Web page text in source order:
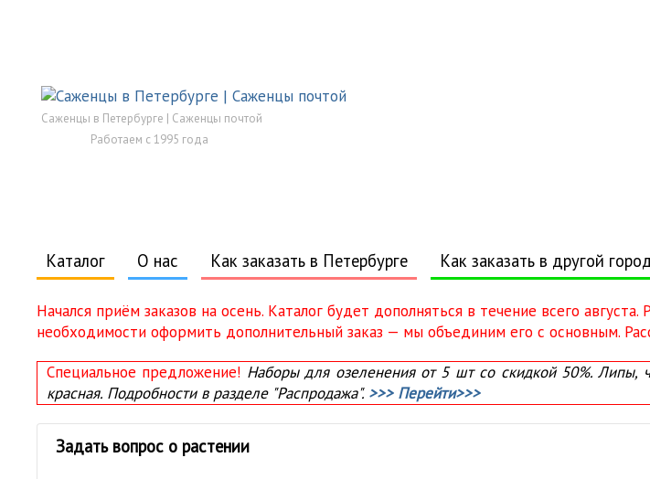
Саженцы в Петербурге | Саженцы почтой
Работаем с 1995 года
Каталог О нас Как заказать в Петербурге Как заказать в другой
Начался приём заказов на осень. Каталог будет дополняться в течение всего
необходимости оформить дополнительный заказ — мы объединим его с основным.
Специальное предложение! Наборы для озеленения от 5 шт со скидкой 50%. Липы,
красная. Подробности в разделе "Распродажа". >>> Перейти>>>
Задать вопрос о растении